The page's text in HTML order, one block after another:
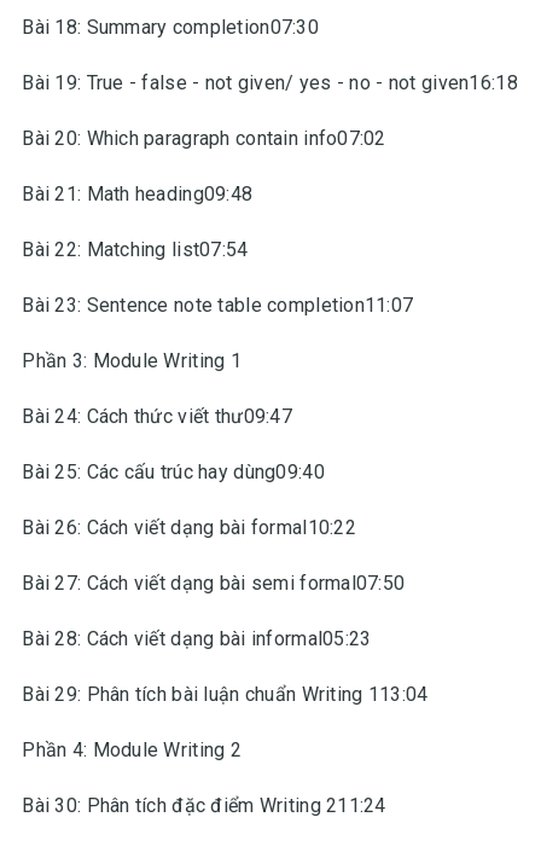
Bài 18: Summary completion07:30
Bài 19: True - false - not given/ yes - no - not given16:18
Bài 20: Which paragraph contain info07:02
Bài 21: Math heading09:48
Bài 22: Matching list07:54
Bài 23: Sentence note table completion11:07
Phần 3: Module Writing 1
Bài 24: Cách thức viết thư09:47
Bài 25: Các cấu trúc hay dùng09:40
Bài 26: Cách viết dạng bài formal10:22
Bài 27: Cách viết dạng bài semi formal07:50
Bài 28: Cách viết dạng bài informal05:23
Bài 29: Phân tích bài luận chuẩn Writing 113:04
Phần 4: Module Writing 2
Bài 30: Phân tích đặc điểm Writing 211:24